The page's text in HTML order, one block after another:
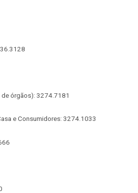
órgãos): 3274.7181
e Consumidores: 3274.1033